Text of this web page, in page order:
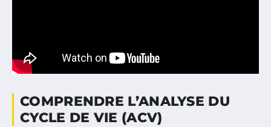
COMPRENDRE L’ANALYSE DU
CYCLE DE VIE (ACV)